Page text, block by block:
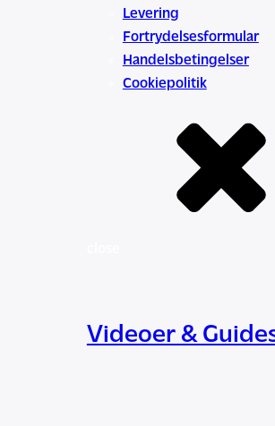
Levering
Fortrydelsesformular
Handelsbetingelser
Cookiepolitik
Videoer &